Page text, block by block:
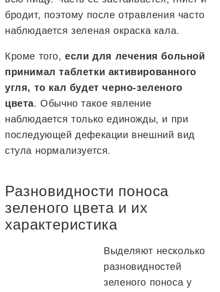
бродит, поэтому после отравления часто
наблюдается зеленая окраска кала.
Кроме того,если для лечения больной
принимал таблетки активированного
угля, то кал будет черно-зеленого
цвета. Обычно такое явление
наблюдается только единожды, и при
последующей дефекации внешний вид
стула нормализуется.
Разновидности поноса
зеленого цвета и их
характеристика
Выделяют несколько
разновидностей
зеленого поноса у